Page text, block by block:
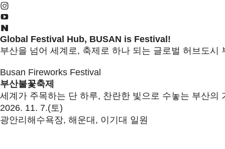
G oba Festiva Hu b, BUSAN is Festiva !
부산을 넘어 세계로, 축제로 하나 되는 글로벌 허브도시
Busan Fireworks Festival
부산불꽃축제
세계가 주목하는 단 하루, 찬란한 빛으로 수놓는 부산의
2026. 11. 7.(토)
광안리해수욕장, 해운대, 이기대 일원